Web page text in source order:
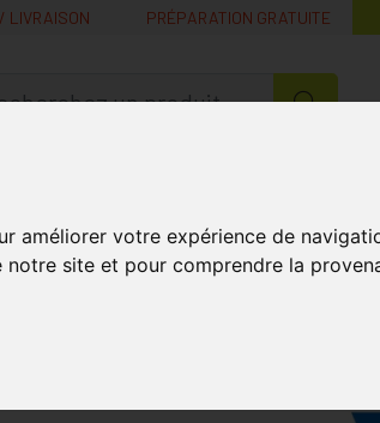
améliorer votre expérience de
site et pour comprendre la
LIVRAISON PRÉPARATION GRATUITE
ma santé, mes conseils, mes prix